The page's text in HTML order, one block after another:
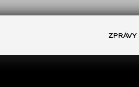
ZPRÁVY